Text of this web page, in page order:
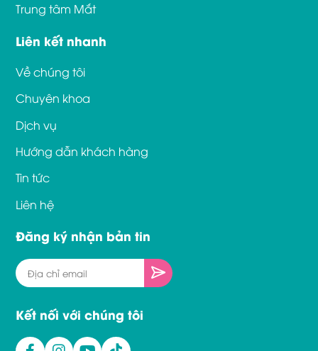
Trung tâm Mắt
Liên kết nhanh
Về chúng tôi
Chuyên khoa
Dịch vụ
Hướng dẫn khách hàng
Tin tức
Liên hệ
Đăng ký nhận bản tin
Kết nối với chúng tôi